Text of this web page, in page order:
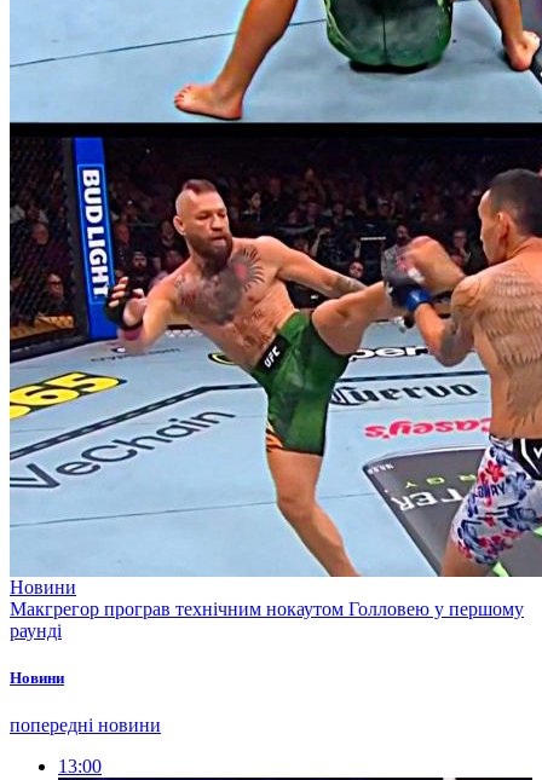
Новини
Макгрегор програв технічним нокаутом Голловею у першому
раунді
Новини
попередні новини
13:00